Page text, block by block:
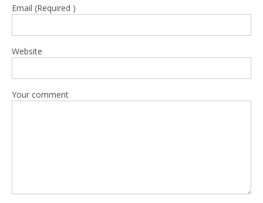
Email (Required )
Website
Your comment